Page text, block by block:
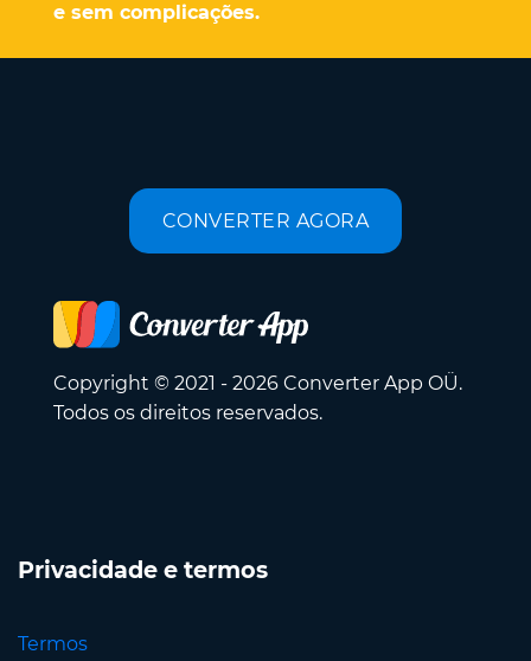
e sem complicações.
CONVERTER AGORA
Copyright © 2021 - 2026 Converter App OÜ.
Todos os direitos reservados.
Privacidade e termos
Termos